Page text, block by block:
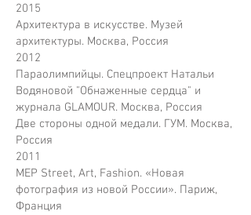
2015
Архитектура в искусстве. Музей
архитектуры. Москва, Россия
2012
Параолимпийцы. Спецпроект Натальи
Водяновой "Обнаженные сердца" и
журнала GLAMOUR. Москва, Россия
Две стороны одной медали. ГУМ. Москва,
Россия
2011
MEP Street, Art, Fashion. «Новая
фотография из новой России». Париж,
Франция